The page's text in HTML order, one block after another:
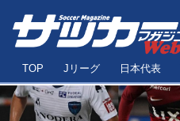
TOP Jリーグ 日本代表